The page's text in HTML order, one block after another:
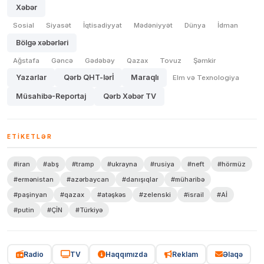
Xəbər
Sosial Siyasət İqtisadiyyat Mədəniyyət Dünya İdman
Bölgə xəbərləri
Ağstafa Gəncə Gədəbəy Qazax Tovuz Şəmkir
Yazarlar Qərb QHT-lərİ Maraqlı Elm və Texnologiya
Müsahibə-Reportaj Qərb Xəbər TV
ETIKETLƏR
#iran #abş #tramp #ukrayna #rusiya #neft
#hörmüz
#ermənistan
#azərbaycan #danışıqlar
#müharibə
#paşinyan
#qazax #atəşkəs #zelenski #israil
#Aİ
#putin
#ÇİN #Türkiyə
Radio TV Haqqımızda Reklam Əlaqə